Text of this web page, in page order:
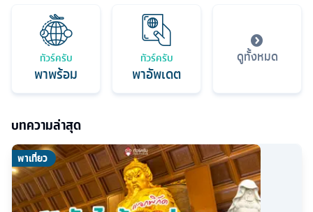
ทัวร์ครับ
พาพร้อม
ทัวร์ครับ
พาอัพเดต
ดูทั้งหมด
บทความล่าสุด
พาเที่ยว